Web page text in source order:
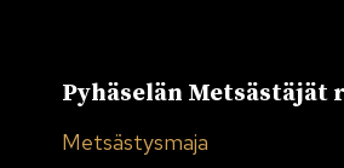
Pyhäselän Metsästäjät
Metsästysmaja